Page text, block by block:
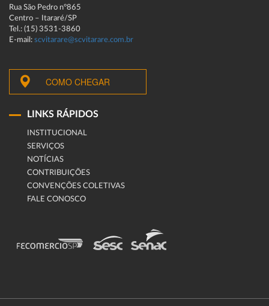
Rua São Pedro n°865
Centro – Itararé/SP
Tel.: (15) 3531-3860
E-mail: scvitarare@scvitarare.com.br
COMO CHEGAR
LINKS RÁPIDOS
INSTITUCIONAL
SERVIÇOS
NOTÍCIAS
CONTRIBUIÇÕES
CONVENÇÕES COLETIVAS
FALE CONOSCO